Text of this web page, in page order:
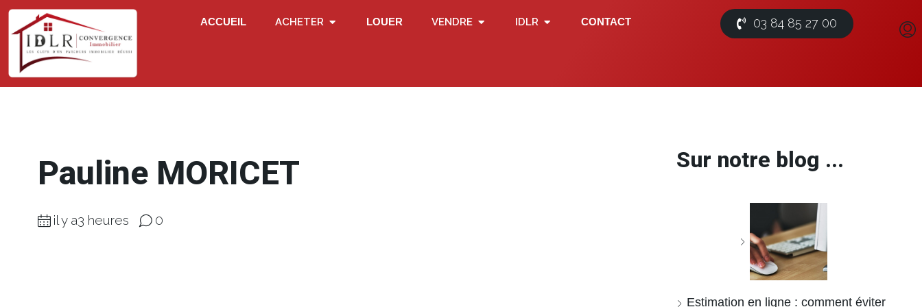
ACCUEIL ACHETER LOUER VENDRE IDLR CONTACT 03 84 85 27 00
Pauline MORICET
il y a3 heures 0
Sur notre blog ...
Estimation en ligne : comment éviter